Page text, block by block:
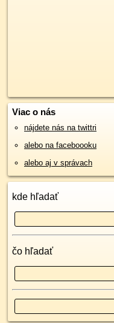
Viac o nás
nájdete nás na twittri
alebo na faceboooku
alebo aj v správach
kde hľadať
čo hľadať